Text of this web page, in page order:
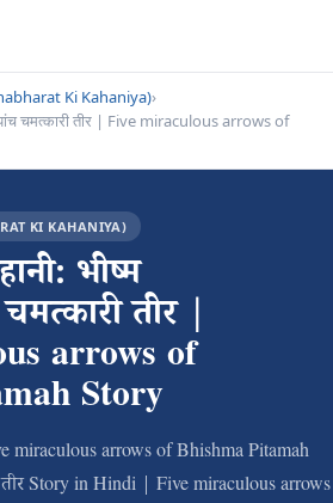
Ki Kahaniya)›
पांच चमत्कारी तीर | Five miraculous arrows of
KI KAHANIYA)
भीष्म
तीर |
arrows of
Story
miraculous arrows of Bhishma Pitamah
तीर Story in Hindi | Five miraculous arrows